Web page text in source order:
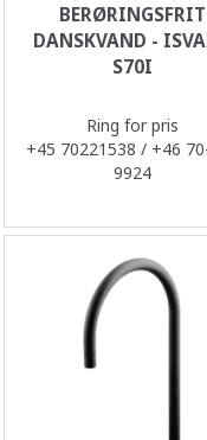
BERØRINGSFRIT
DANSKVAND -
S70I
Ring for pris
+45 70221538 / +46
9924